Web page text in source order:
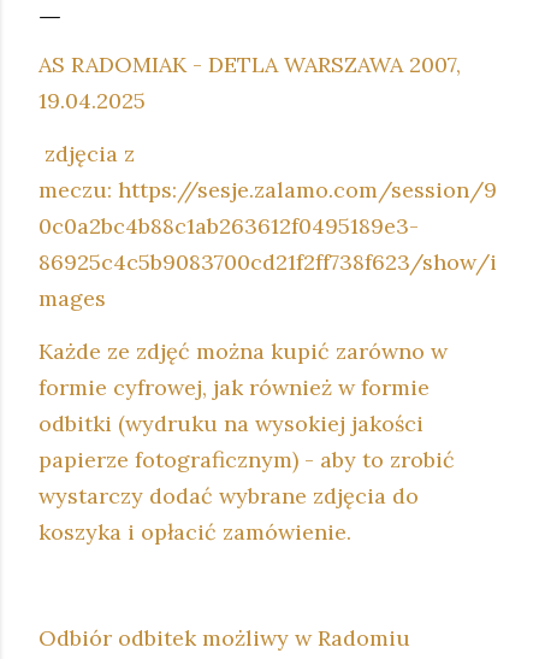
AS RADOMIAK - DETLA WARSZAWA 2007,
19.04.2025
zdjęcia z
meczu: https://sesje.zalamo.com/session/9
0c0a2bc4b88c1ab263612f0495189e3-
86925c4c5b9083700cd21f2ff738f623/show/i
mages
Każde ze zdjęć można kupić zarówno w
formie cyfrowej, jak również w formie
odbitki (wydruku na wysokiej jakości
papierze fotograficznym) - aby to zrobić
wystarczy dodać wybrane zdjęcia do
koszyka i opłacić zamówienie.
Odbiór odbitek możliwy w Radomiu